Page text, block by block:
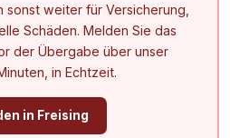
sonst weiter für Versicherung,
Schäden. Melden Sie das
der Übergabe über unser
in Echtzeit.
in Freising